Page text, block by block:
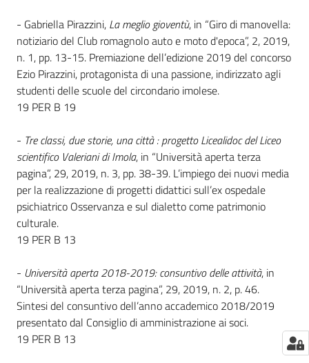
Catalogo
Eventi
Chiedi al
bibliotecario
Orari
- Gabriella Pirazzini, La meglio gioventù, in “Giro di manovella:
notiziario del Club romagnolo auto e moto d'epoca”, 2, 2019,
n. 1, pp. 13-15. Premiazione dell’edizione 2019 del concorso
Ezio Pirazzini, protagonista di una passione, indirizzato agli
studenti delle scuole del circondario imolese.
19 PER B 19
- Tre classi, due storie, una città : progetto Licealidoc del Liceo
scientifico Valeriani di Imola, in “Università aperta terza
pagina”, 29, 2019, n. 3, pp. 38-39. L’impiego dei nuovi media
per la realizzazione di progetti didattici sull’ex ospedale
psichiatrico Osservanza e sul dialetto come patrimonio
culturale.
19 PER B 13
- Università aperta 2018-2019: consuntivo delle attività, in
“Università aperta terza pagina”, 29, 2019, n. 2, p. 46.
Sintesi del consuntivo dell’anno accademico 2018/2019
presentato dal Consiglio di amministrazione ai soci.
19 PER B 13